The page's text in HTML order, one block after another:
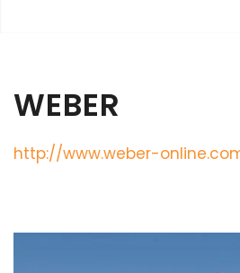
WEBER
http://www.weber-